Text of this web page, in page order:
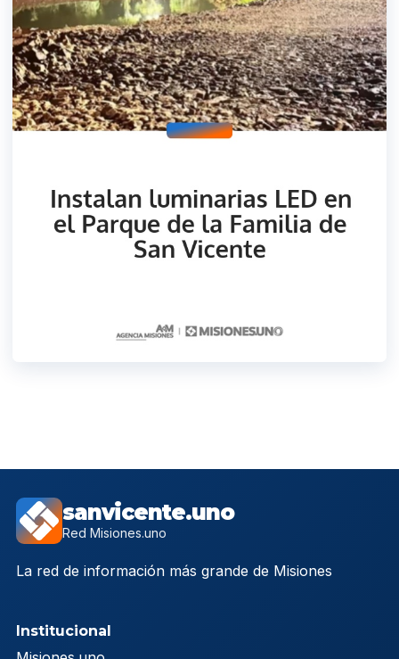
sanvicente.uno
Red Misiones.uno
La red de información más grande de Misiones
Institucional